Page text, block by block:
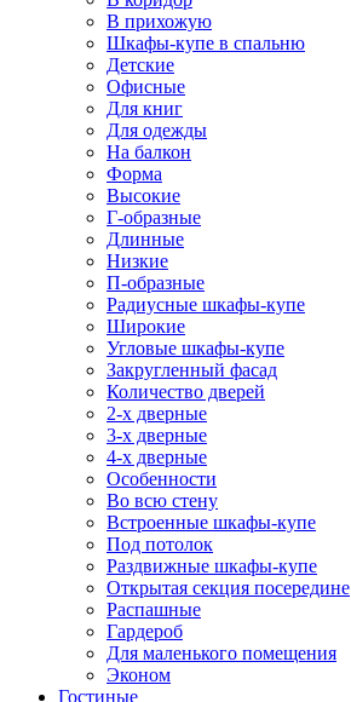
В прихожую
Шкафы-купе в спальню
Детские
Офисные
Для книг
Для одежды
На балкон
Форма
Высокие
Г-образные
Длинные
Низкие
П-образные
Радиусные шкафы-купе
Широкие
Угловые шкафы-купе
Закругленный фасад
Количество дверей
2-х дверные
3-х дверные
4-х дверные
Особенности
Во всю стену
Встроенные шкафы-купе
Под потолок
Раздвижные шкафы-купе
Открытая секция посередине
Распашные
Гардероб
Для маленького помещения
Эконом
Гостиные